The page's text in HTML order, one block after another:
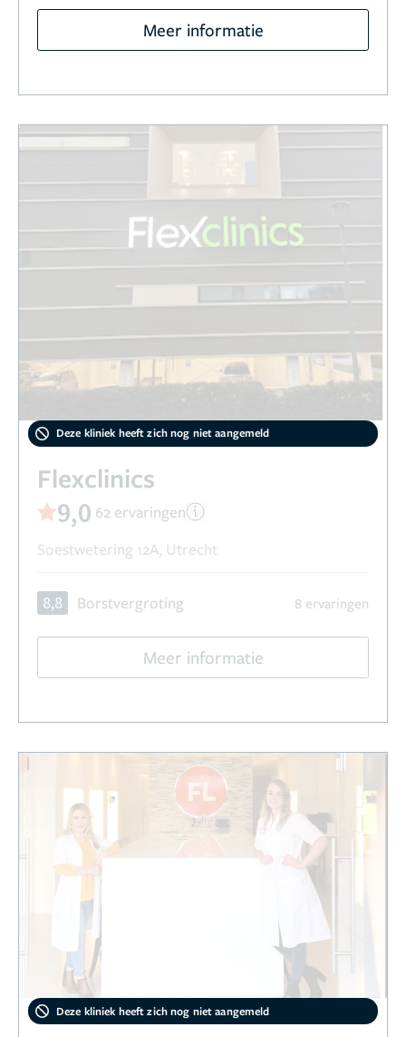
Meer informatie
Deze kliniek heeft zich nog niet aangemeld
Flexclinics
9,0 62 ervaringen
Soestwetering 12A, Utrecht
8,8 Borstvergroting 8 ervaringen
Meer informatie
Deze kliniek heeft zich nog niet aangemeld